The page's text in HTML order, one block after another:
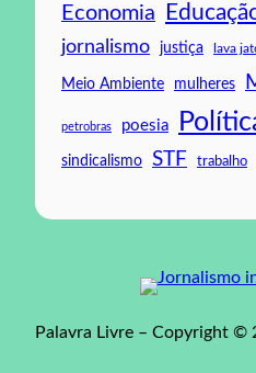
Economia
jornalismo justiça lava
Meio Ambiente mulheres
petrobras poesia
sindicalismo STF trabalho
Palavra Livre – Copyright ©